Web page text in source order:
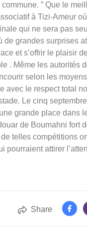
” Que le
à Tizi-Ameur
qui ne sera pas
de grandes surprises
et s’offrir le plaisir
. Même les autorités
selon les
avec le respect total
Le cinq
grande place dans
de Boumahni fort
telles compétitions
pourraient attirer
Share